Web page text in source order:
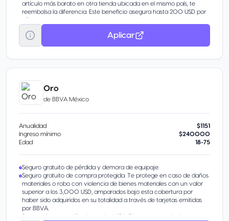
artículo más barato en otra tienda ubicada en el mismo país, te
reembolsa la diferencia. Este beneficio asegura hasta 200 USD por
año.
Aplicar
Oro
de BBVA México
Anualidad
$1151
Ingreso mínimo
$240000
Edad
18-75
Seguro gratuito de pérdida y demora de equipaje.
Seguro gratuito de compra protegida. Te protege en caso de daños
materiales o robo con violencia de bienes materiales con un valor
superior a los 3,000 USD, amparados bajo esta cobertura por
haber sido adquiridos en su totalidad a través de tarjetas emitidas
por BBVA.
Seguro de protección de precios VISA. Si encuentras el mismo